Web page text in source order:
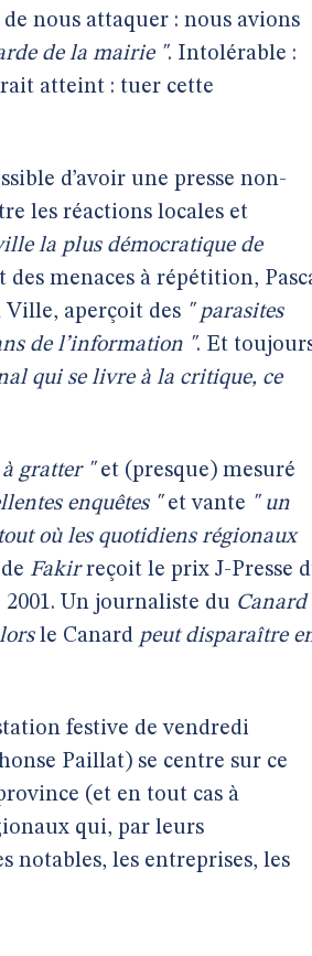
nous attaquer : nous avions
de la mairie ". Intolérable :
atteint : tuer cette
d’avoir une presse non-
les réactions locales et
la plus démocratique de
menaces à répétition,
aperçoit des " parasites
de l’information ". Et
qui se livre à la critique, ce
gratter "et (presque) mesuré
enquêtes "et vante " un
où les quotidiens régionaux
Fakirreçoit le prix J-Presse
2001. Un journaliste du Canard
le Canard peut disparaître
festive de vendredi
Paillat) se centre sur ce
(et en tout cas à
qui, par leurs
notables, les entreprises, les